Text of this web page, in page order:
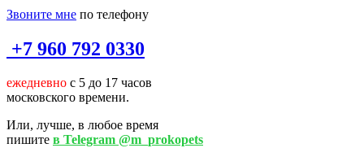
Звоните мне по телефону
+7 960 792 0330
ежедневно с 5 до 17 часов
московского времени.
Или, лучше, в любое время
пишите в Telegram @m_prokopets